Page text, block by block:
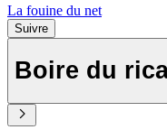
La fouine du net
Suivre
Boire du